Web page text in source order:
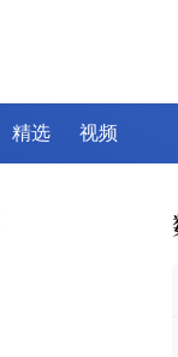
精选 视频